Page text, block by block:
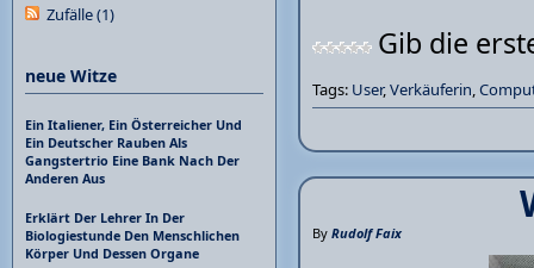
Gib die
Tags: User,Verkäuferin,
By Rudolf Faix
Zufälle(1)
neue Witze
Ein Italiener, Ein Österreicher Und
Ein Deutscher Rauben Als
Gangstertrio Eine Bank Nach Der
Anderen Aus
Erklärt Der Lehrer In Der
Biologiestunde Den Menschlichen
Körper Und Dessen Organe